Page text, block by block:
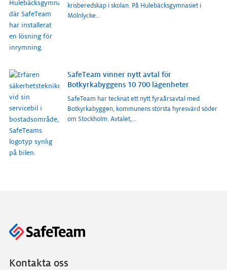
krisberedskap i skolan. På Hulebäcksgymnasiet i
Mölnlycke...
SafeTeam vinner nytt avtal för
Botkyrkabyggens 10 700 lägenheter
SafeTeam har tecknat ett nytt fyraårsavtal med
Botkyrkabyggen, kommunens största hyresvärd söder
om Stockholm. Avtalet,...
Kontakta oss